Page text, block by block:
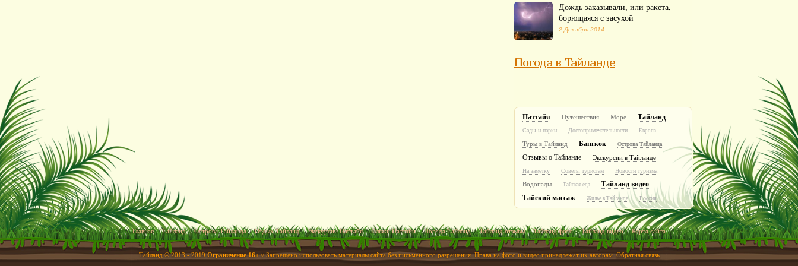
Дождь заказывали, или ракета,
борющаяся с засухой
2 Декабря 2014
Погода в Тайланде
Паттайя Путешествия Море Тайланд
Сады и парки Достопримечательности Европа
Туры в Тайланд Бангкок Острова Тайланда
Отзывы о Тайланде Экскурсии в Тайланде
На заметку Советы туристам Новости туризма
Водопады Тайская еда
Тайланд видео
Тайский массаж
Жилье в Тайланде Россия
Главная Тайланд Острова Тайланда Отдых Тайланд Экскурсии Паттайя Пляжи Паттайи Погода Тайланд Тайланд отзывы Тайланд фото Тайланд видео Карта сайта
Тайланд © 2013 - 2019Ограничение 16+// Запрещено использовать материалы сайта без письменного разрешения. Права на фото и видео принадлежат их авторам.Обратная связь